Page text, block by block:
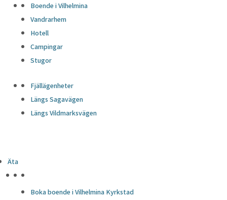
Boende i Vilhelmina
Vandrarhem
Hotell
Campingar
Stugor
Fjällägenheter
Längs Sagavägen
Längs Vildmarksvägen
Äta
Boka boende i Vilhelmina Kyrkstad